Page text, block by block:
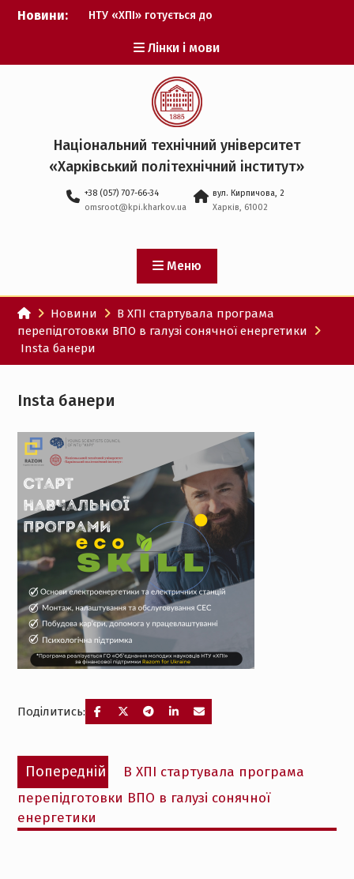
Перейти
Новини:
НТУ «ХПІ» готується до
Музичні таланти ХПІ
запрошуються на
Всеукраїнський
фестиваль «Червона
рута – 2027»
ХПІ уклав угоду про
партнерство з ДержНДІ
технологій кібербезпеки
Головнокомандувачем
Збройних Сил України
участю ХПІ обговорили
перспективи українсько-
іспанського
технологічного
партнерства
Лінки і мови
Національний технічний університет
«Харківський політехнічний iнститут»
+38 (057) 707-66-34
omsroot@kpi.kharkov.ua
вул. Кирпичова, 2
Харків, 61002
Меню
Новини
В ХПІ стартувала програма
перепідготовки ВПО в галузі сонячної енергетики
Insta банери
Insta банери
Поділитись:
Навігація
записів
Попередній
Попередній
запис:
В ХПІ стартувала програма
перепідготовки ВПО в галузі сонячної
енергетики